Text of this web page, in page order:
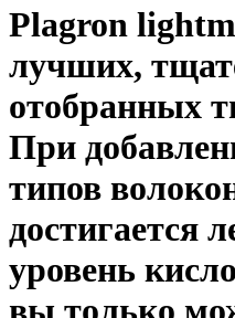
Plagron
лучших,
отобранных
При
типов
достигается
уровень
вы только